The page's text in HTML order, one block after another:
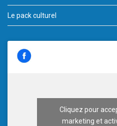
Le pack culturel
Cliquez pour
marketing et